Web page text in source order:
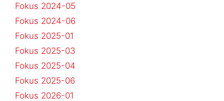
Fokus 2024-05
Fokus 2024-06
Fokus 2025-01
Fokus 2025-03
Fokus 2025-04
Fokus 2025-06
Fokus 2026-01